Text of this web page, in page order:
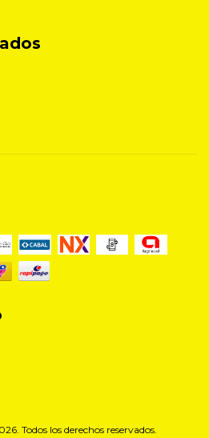
Todos los derechos reservados.